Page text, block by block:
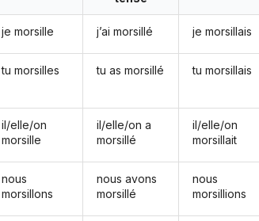
je morsille
tu morsilles
il/elle/on
morsille
nous
morsillons
j’ai morsillé
tu as morsillé
il/elle/on a
morsillé
nous avons
morsillé
je morsillais
tu morsillais
il/elle/on
morsillait
nous
morsillions